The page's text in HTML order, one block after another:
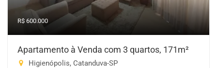
R$ 600.000
Apartamento à Venda com 3 quartos, 171m²
Higienópolis, Catanduva-SP